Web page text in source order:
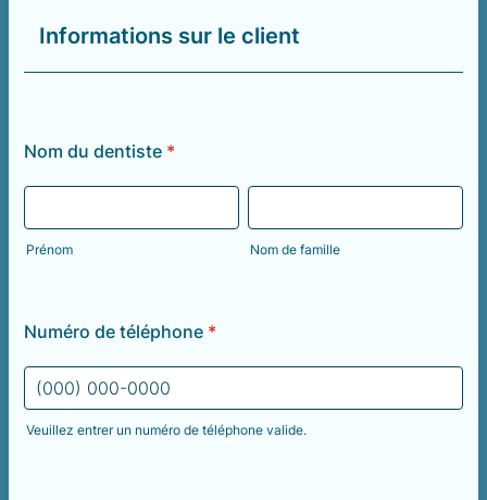
Informations sur le client
Nom du dentiste *
Prénom Nom de famille
Numéro de téléphone *
Veuillez entrer un numéro de téléphone valide.